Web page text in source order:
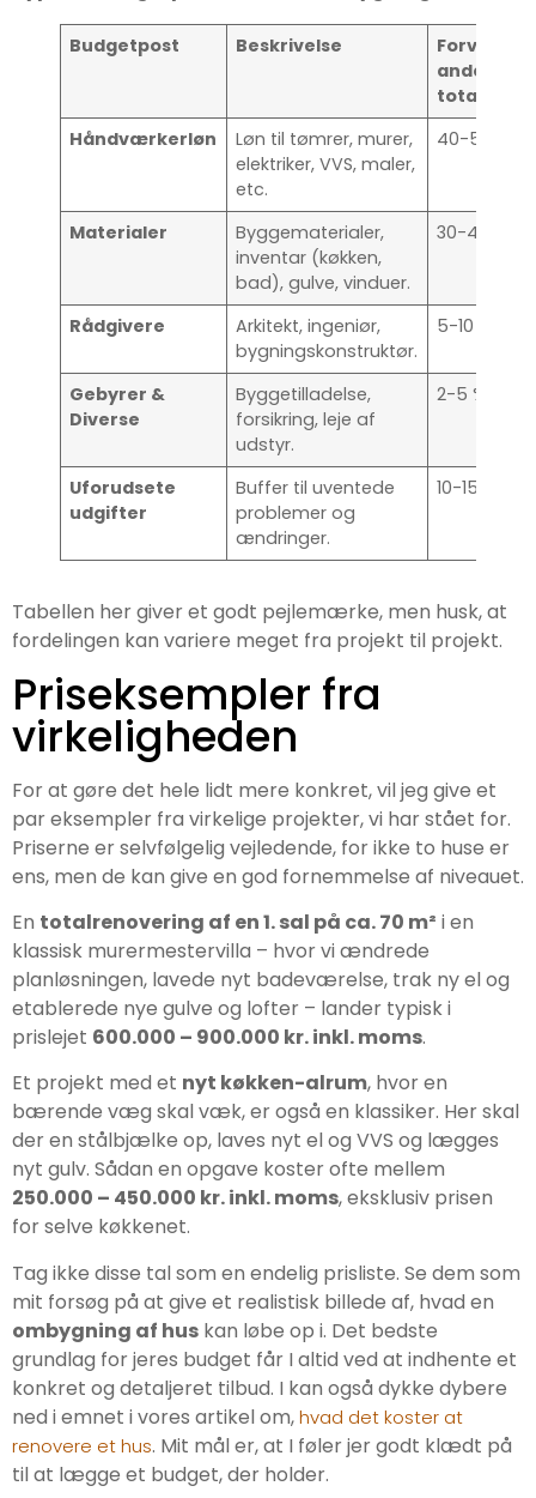
Budgetpost Beskrivelse
Forventet
andel af
Håndværkerløn
Løn til tømrer, murer,
elektriker, VVS, maler,
etc.
40-50 %
Materialer
Byggematerialer,
inventar (køkken,
bad), gulve, vinduer.
30-40 %
Rådgivere
Arkitekt, ingeniør,
bygningskonstruktør.
5-10 %
Gebyrer &
Diverse
Byggetilladelse,
forsikring, leje af
udstyr.
2-5 %
Uforudsete
udgifter
Buffer til uventede
problemer og
ændringer.
10-15 %
Tabellen her giver et godt pejlemærke, men husk, at
fordelingen kan variere meget fra projekt til projekt.
Priseksempler fra
virkeligheden
For at gøre det hele lidt mere konkret, vil jeg give et
par eksempler fra virkelige projekter, vi har stået for.
Priserne er selvfølgelig vejledende, for ikke to huse er
ens, men de kan give en god fornemmelse af niveauet.
En totalrenovering af en 1. sal på ca. 70 m² i en
klassisk murermestervilla – hvor vi ændrede
planløsningen, lavede nyt badeværelse, trak ny el og
etablerede nye gulve og lofter – lander typisk i
prislejet 600.000 – 900.000 kr. inkl. moms.
Et projekt med et nyt køkken-alrum, hvor en
bærende væg skal væk, er også en klassiker. Her skal
der en stålbjælke op, laves nyt el og VVS og lægges
nyt gulv. Sådan en opgave koster ofte mellem
250.000 – 450.000 kr. inkl. moms, eksklusiv prisen
for selve køkkenet.
Tag ikke disse tal som en endelig prisliste. Se dem som
mit forsøg på at give et realistisk billede af, hvad en
ombygning af hus kan løbe op i. Det bedste
grundlag for jeres budget får I altid ved at indhente et
konkret og detaljeret tilbud. I kan også dykke dybere
ned i emnet i vores artikel om,hvad det koster at
renovere et hus. Mit mål er, at I føler jer godt klædt på
til at lægge et budget, der holder.